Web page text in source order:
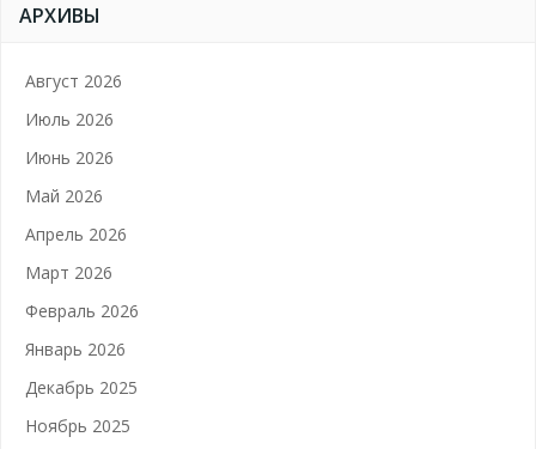
АРХИВЫ
Август 2026
Июль 2026
Июнь 2026
Май 2026
Апрель 2026
Март 2026
Февраль 2026
Январь 2026
Декабрь 2025
Ноябрь 2025